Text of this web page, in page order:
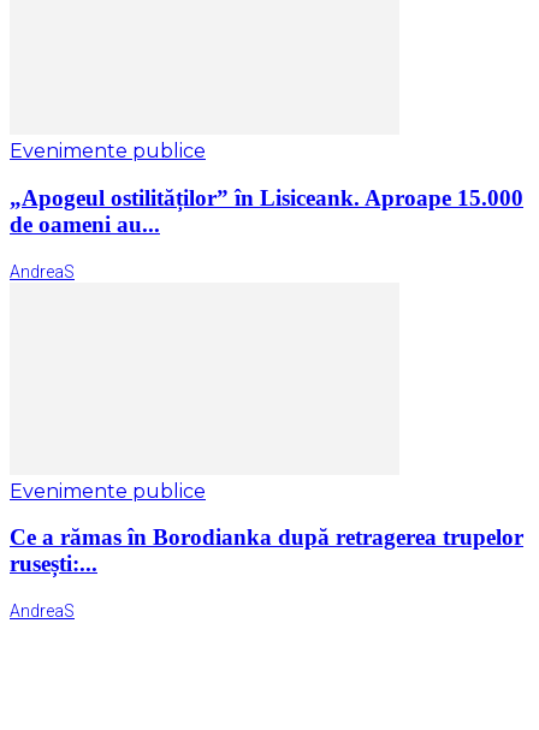
Evenimente publice
„Apogeul ostilităților” în Lisiceank. Aproape 15.000
de oameni au...
AndreaS
Evenimente publice
Ce a rămas în Borodianka după retragerea trupelor
rusești:...
AndreaS